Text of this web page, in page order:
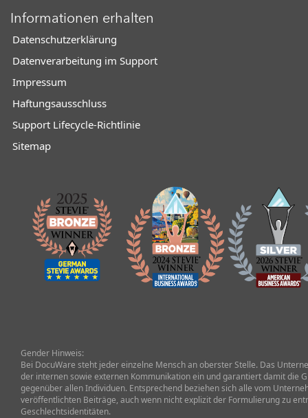
Informationen erhalten
Datenschutzerklärung
Datenverarbeitung im Support
Impressum
Haftungsausschluss
Support Lifecycle-Richtlinie
Sitemap
Gender Hinweis:
Bei DocuWare steht jeder einzelne Mensch an oberster Stelle. Das
der internen sowie externen Kommunikation ein und garantiert damit die
gegenüber allen Individuen. Entsprechend beziehen sich alle vom
veröffentlichten Beiträge, auch wenn nicht explizit der Formulierung zu
Geschlechtsidentitäten.